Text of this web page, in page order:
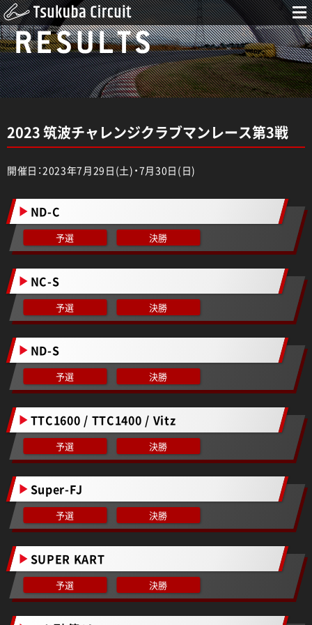
RESULTS
2023 筑波チャレンジクラブマンレース第3戦
開催日：2023年7月29日(土)・7月30日(日)
ND-C
予選 決勝
NC-S
予選 決勝
ND-S
予選 決勝
TTC1600 / TTC1400 / Vitz
予選 決勝
Super-FJ
予選 決勝
SUPER KART
予選 決勝